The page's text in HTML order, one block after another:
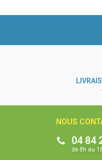
NOUS
04 84
de 8h au